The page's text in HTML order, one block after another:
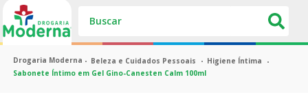
Beleza e Cuidados Pessoais
Higiene Íntima
Sabonete Íntimo em Gel Gino-Canesten Calm 100ml